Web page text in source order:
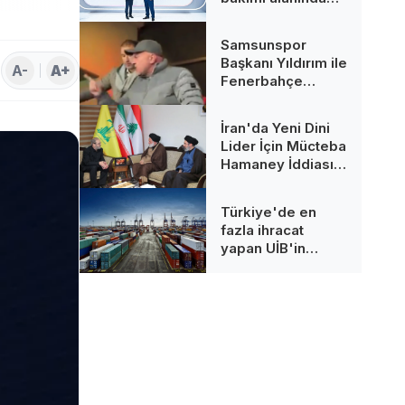
A- A+
kampüs L4 ADN
Çözümünü tanıttı
Samsunspor
Başkanı Yıldırım ile
Fenerbahçe
Arasında Gerilim
İran'da Yeni Dini
Lider İçin Mücteba
Hamaney İddiası:
Türkiye'de en
fazla ihracat
yapan UİB'in